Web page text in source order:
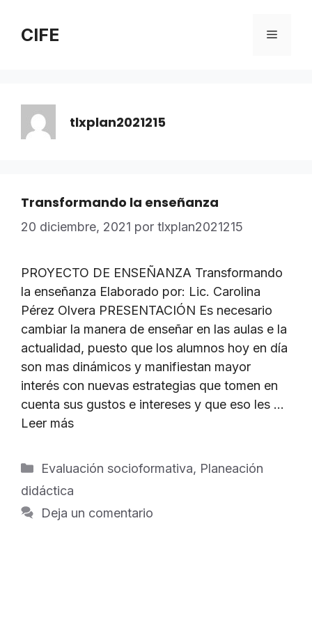
CIFE Menú
tlxplan2021215
Transformando la enseñanza
20 diciembre, 2021 por tlxplan2021215
PROYECTO DE ENSEÑANZA Transformando
la enseñanza Elaborado por: Lic. Carolina
Pérez Olvera PRESENTACIÓN Es necesario
cambiar la manera de enseñar en las aulas e la
actualidad, puesto que los alumnos hoy en día
son mas dinámicos y manifiestan mayor
interés con nuevas estrategias que tomen en
cuenta sus gustos e intereses y que eso les …
Leer más
Categorías
Evaluación socioformativa, Planeación
didáctica
Deja un comentario